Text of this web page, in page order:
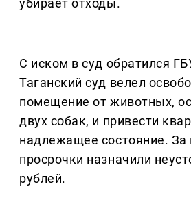
убирает отходы.
С иском в суд обратился
Таганский суд велел
помещение от животных,
двух собак, и привести
надлежащее состояние.
просрочки назначили
рублей.